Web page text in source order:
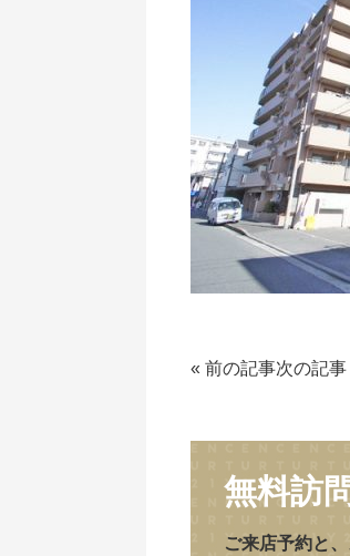
« 前の記事次の記事
無料訪
ご来店予約と